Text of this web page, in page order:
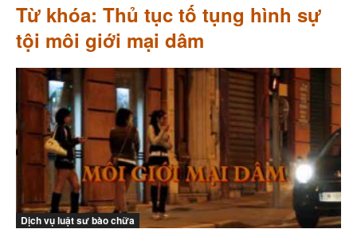
Từ khóa: Thủ tục tố tụng hình sự
tội môi giới mại dâm
Dịch vụ luật sư bào chữa